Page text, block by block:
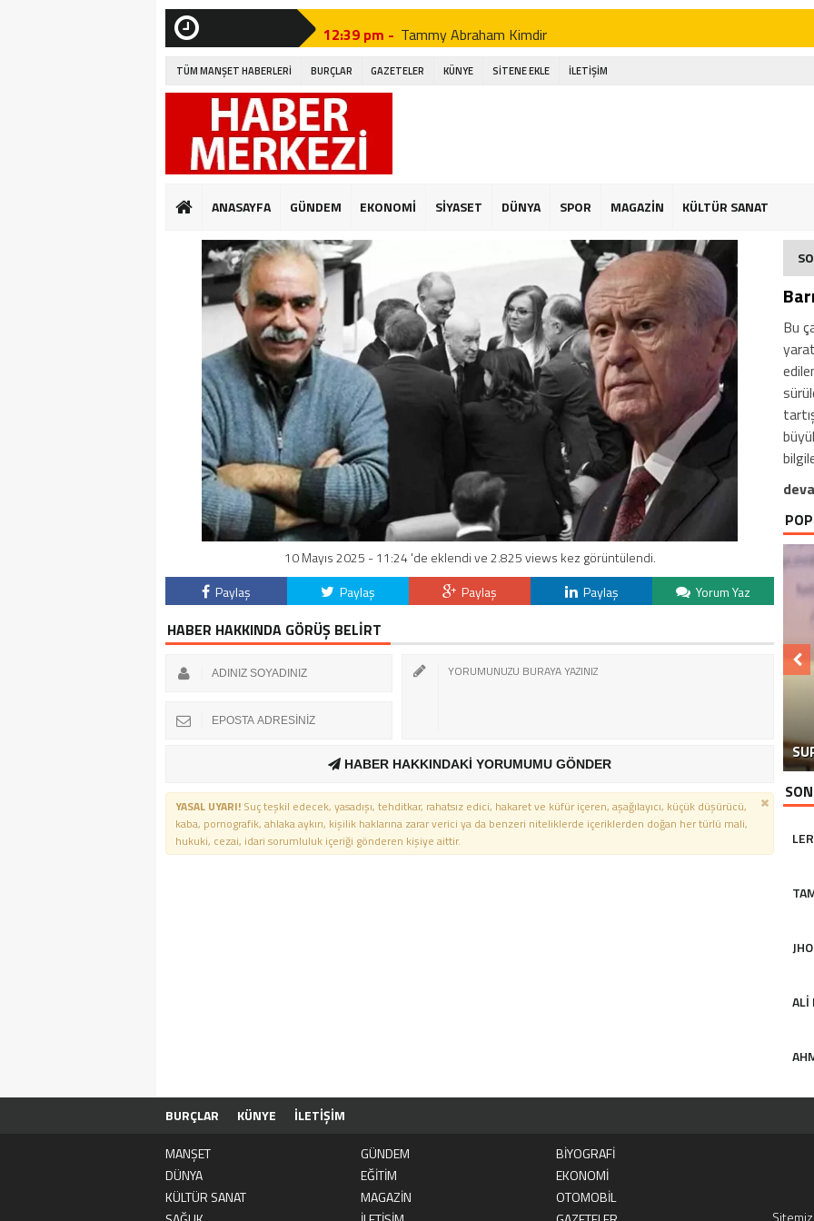
12:39 pm -
Tammy Abraham Kimdir
12:27 pm - Jhon Duran Kimdir
12:46 pm -
12:19 pm -
12:09 pm -
12:41 pm - Güneş Kremi Tercihi
12:32 pm -
Kene Yapışırsa Ne Yapmalıyım
12:04 pm -
En Ucuz Tatil
TÜM MANŞET HABERLERİ BURÇLAR GAZETELER KÜNYE SİTENE EKLE İLETİŞİM
ANASAYFA GÜNDEM EKONOMİ SİYASET DÜNYA SPOR MAGAZİN KÜLTÜR SANAT
10 Mayıs 2025 - 11:24 'de eklendi ve 2.825 views kez görüntülendi.
Paylaş
Paylaş Paylaş Paylaş Yorum Yaz
HABER HAKKINDA GÖRÜŞ BELİRT
HABER HAKKINDAKİ YORUMUMU GÖNDER
YASAL UYARI! Suç teşkil edecek, yasadışı, tehditkar, rahatsız edici, hakaret ve küfür içeren, aşağılayıcı, küçük düşürücü,
kaba, pornografik, ahlaka aykırı, kişilik haklarına zarar verici ya da benzeri niteliklerde içeriklerden doğan her türlü mali,
hukuki, cezai, idari sorumluluk içeriği gönderen kişiye aittir.
Bu
ALI
BURÇLAR KÜNYE
İLETİŞİM
MANŞET
GÜNDEM
BİYOGRAFİ
DÜNYA
EĞİTİM
EKONOMİ
KÜLTÜR SANAT
MAGAZİN
OTOMOBİL